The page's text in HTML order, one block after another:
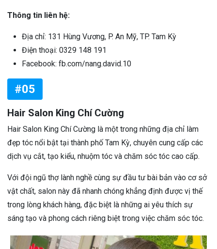
Thông tin liên hệ:
Địa chỉ: 131 Hùng Vương, P. An Mỹ, TP. Tam Kỳ
Điện thoại: 0329 148 191
Facebook: fb.com/nang.david.10
#05
Hair Salon King Chí Cường
Hair Salon King Chí Cường là một trong những địa chỉ làm
đẹp tóc nổi bật tại thành phố Tam Kỳ, chuyên cung cấp các
dịch vụ cắt, tạo kiểu, nhuộm tóc và chăm sóc tóc cao cấp.
Với đội ngũ thợ lành nghề cùng sự đầu tư bài bản vào cơ sở
vật chất, salon này đã nhanh chóng khẳng định được vị thế
trong lòng khách hàng, đặc biệt là những ai yêu thích sự
sáng tạo và phong cách riêng biệt trong việc chăm sóc tóc.